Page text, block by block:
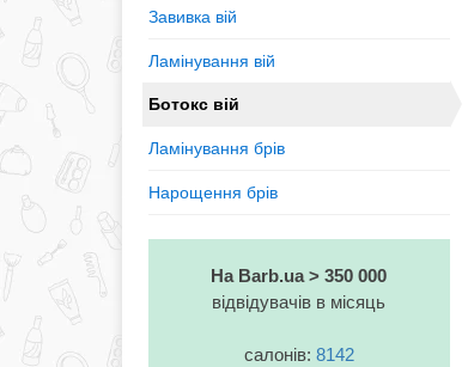
Завивка вій
Ламінування вій
Ботокс вій
Ламінування брів
Нарощення брів
На Barb.ua > 350 000
відвідувачів в місяць
салонів: 8142